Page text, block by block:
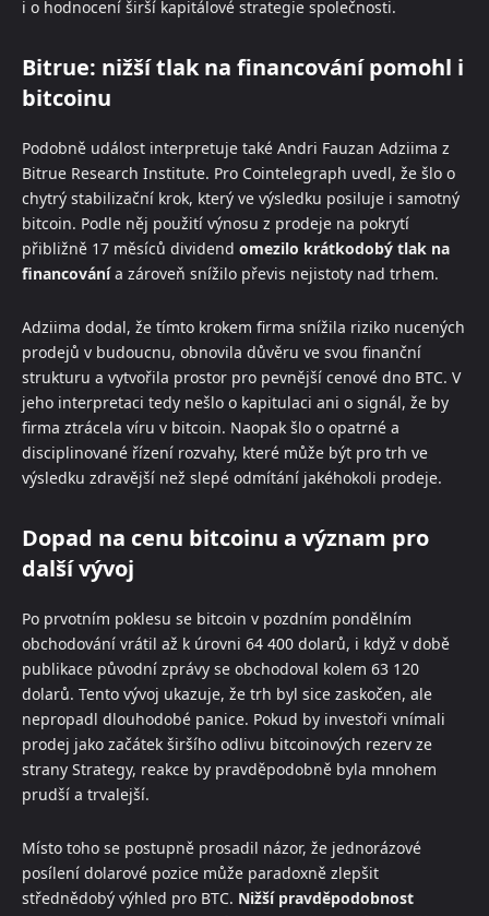
i o hodnocení širší kapitálové strategie společnosti.
Bitrue: nižší tlak na financování pomohl i
bitcoinu
Podobně událost interpretuje také Andri Fauzan Adziima z
Bitrue Research Institute. Pro Cointelegraph uvedl, že šlo o
chytrý stabilizační krok, který ve výsledku posiluje i samotný
bitcoin. Podle něj použití výnosu z prodeje na pokrytí
přibližně 17 měsíců dividend omezilo krátkodobý tlak na
financovánía zároveň snížilo převis nejistoty nad trhem.
Adziima dodal, že tímto krokem firma snížila riziko nucených
prodejů v budoucnu, obnovila důvěru ve svou finanční
strukturu a vytvořila prostor pro pevnější cenové dno BTC. V
jeho interpretaci tedy nešlo o kapitulaci ani o signál, že by
firma ztrácela víru v bitcoin. Naopak šlo o opatrné a
disciplinované řízení rozvahy, které může být pro trh ve
výsledku zdravější než slepé odmítání jakéhokoli prodeje.
Dopad na cenu bitcoinu a význam pro
další vývoj
Po prvotním poklesu se bitcoin v pozdním pondělním
obchodování vrátil až k úrovni 64 400 dolarů, i když v době
publikace původní zprávy se obchodoval kolem 63 120
dolarů. Tento vývoj ukazuje, že trh byl sice zaskočen, ale
nepropadl dlouhodobé panice. Pokud by investoři vnímali
prodej jako začátek širšího odlivu bitcoinových rezerv ze
strany Strategy, reakce by pravděpodobně byla mnohem
prudší a trvalejší.
Místo toho se postupně prosadil názor, že jednorázové
posílení dolarové pozice může paradoxně zlepšit
střednědobý výhled pro BTC. Nižší pravděpodobnost